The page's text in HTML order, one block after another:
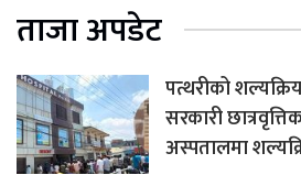
ताजा अपडेट
पत्थरीको
सरकारी
अस्पतालमा